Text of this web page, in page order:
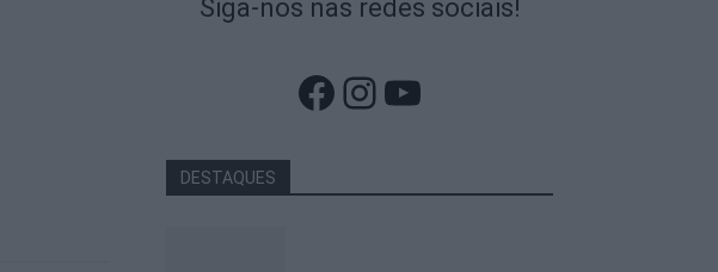
Siga-nos nas redes sociais!
Facebook
Instagram
YouTube
DESTAQUES